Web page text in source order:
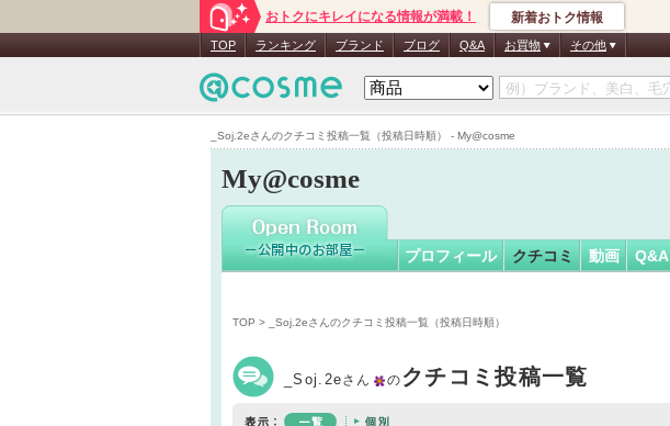
_Soj.2eさんのクチコミ投稿一覧（投稿日時順） - My@cosme
おトクにキレイになる情報が満載！ 新着おトク情報
TOP ランキング ブランド ブログ Q&A お買物 その他
My@cosme
_Soj.2eさん
認
証
プロフィール クチコミ 動画 Q&A
TOP > _Soj.2eさんのクチコミ投稿一覧（投稿日時順）
_Soj.2eさん のクチコミ投稿一覧